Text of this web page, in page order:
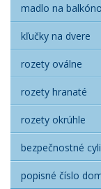
madlo na
kľučky na dvere
rozety oválne
rozety hranaté
rozety okrúhle
bezpečnostné
popisné číslo